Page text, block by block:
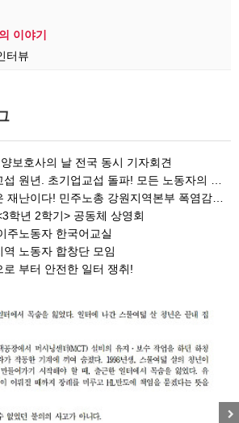
이야기
터뷰
보호사의 날 전국 동시 기자회견
교섭 돌파! 모든 노동자의 노동기본권 쟁취! 민주노총 7.15 총파업대회
다! 민주노총 강원지역본부 폭염감시단 선포 기자회견
학년 2학기> 공동체 상영회
주노동자 한국어교실
노동자 합창단 모임
로 부터 안전한 일터 쟁취!